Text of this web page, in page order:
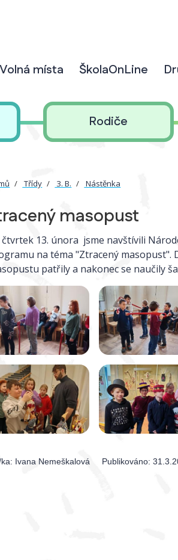
Volná místa ŠkolaOnLine
Rodiče
Třídy 3. B. Nástěnka
masopust
čtvrtek 13. února jsme navštívili
na téma "Ztracený masopust".
patřily a nakonec se naučily
Ivana Nemeškalová Publikováno: